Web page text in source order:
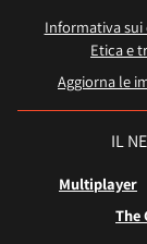
Informativa sui
Etica e
Aggiorna le
IL
Multiplayer
The